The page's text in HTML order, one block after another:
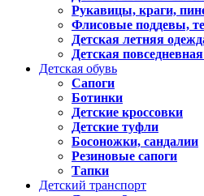
Рукавицы, краги,
Флисовые поддевы,
Детская летняя
Детская
Детская обувь
Сапоги
Ботинки
Детские кроссовки
Детские туфли
Босоножки, сандалии
Резиновые сапоги
Тапки
Детский транспорт